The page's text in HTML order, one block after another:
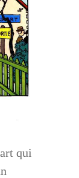
qui